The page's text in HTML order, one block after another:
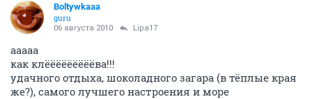
Boltywkaaa
guru
06 августа 2010 Lipa17
ааааа
как клёёёёёёёёёва!!!
удачного отдыха, шоколадного загара (в тёплые края
же?), самого лучшего настроения и море